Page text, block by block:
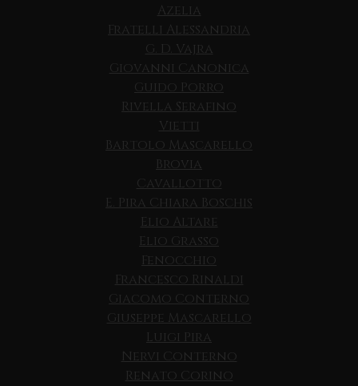
Azelia
Fratelli Alessandria
G. D. Vajra
Giovanni Canonica
Guido Porro
Rivella Serafino
Vietti
Bartolo Mascarello
Brovia
Cavallotto
E. Pira Chiara Boschis
Elio Altare
Elio Grasso
Fenocchio
Francesco Rinaldi
Giacomo Conterno
Giuseppe Mascarello
Luigi Pira
Nervi Conterno
Renato Corino